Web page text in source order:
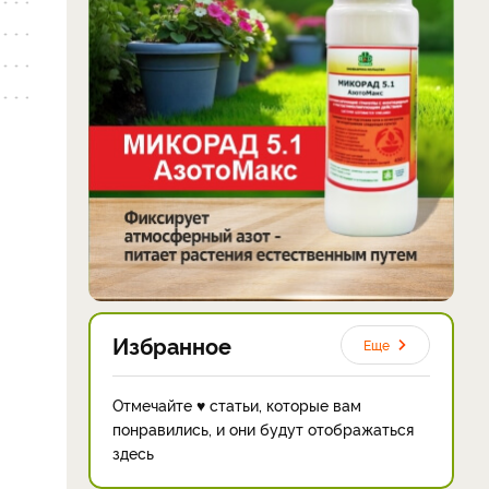
Избранное Еще
Отмечайте ♥ статьи, которые вам
понравились, и они будут отображаться
здесь